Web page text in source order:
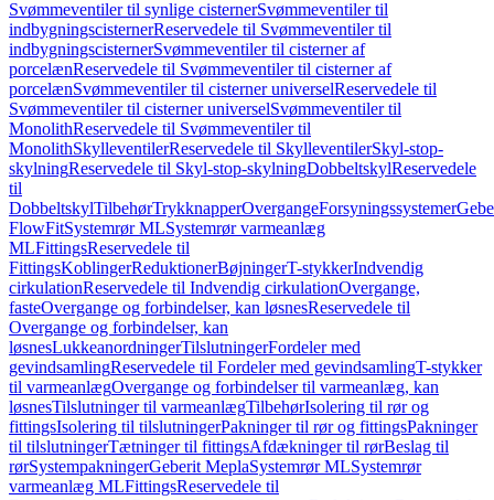
Svømmeventiler til synlige cisternerSvømmeventiler til
indbygningscisternerReservedele til Svømmeventiler til
indbygningscisternerSvømmeventiler til cisterner af
porcelænReservedele til Svømmeventiler til cisterner af
porcelænSvømmeventiler til cisterner universelReservedele til
Svømmeventiler til cisterner universelSvømmeventiler til
MonolithReservedele til Svømmeventiler til
MonolithSkylleventilerReservedele til SkylleventilerSkyl-stop-
skylningReservedele til Skyl-stop-skylningDobbeltskylReservedele
til
DobbeltskylTilbehørTrykknapperOvergangeForsyningssystemer
FlowFitSystemrør MLSystemrør varmeanlæg
MLFittingsReservedele til
FittingsKoblingerReduktionerBøjningerT-stykkerIndvendig
cirkulationReservedele til Indvendig cirkulationOvergange,
fasteOvergange og forbindelser, kan løsnesReservedele til
Overgange og forbindelser, kan
løsnesLukkeanordningerTilslutningerFordeler med
gevindsamlingReservedele til Fordeler med gevindsamlingT-stykker
til varmeanlægOvergange og forbindelser til varmeanlæg, kan
løsnesTilslutninger til varmeanlægTilbehørIsolering til rør og
fittingsIsolering til tilslutningerPakninger til rør og fittingsPakninger
til tilslutningerTætninger til fittingsAfdækninger til rørBeslag til
rørSystempakningerGeberit MeplaSystemrør MLSystemrør
varmeanlæg MLFittingsReservedele til